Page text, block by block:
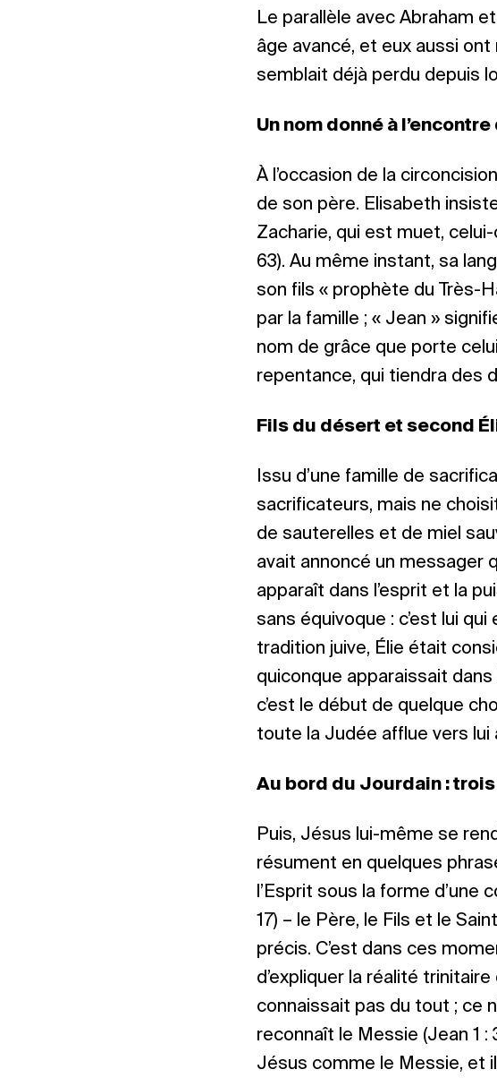
Le parallèle avec Abraham
âge avancé, et eux aussi
semblait déjà perdu depuis
Un nom donné à
À l’occasion de la
de son père. Elisabeth
Zacharie, qui est muet,
63). Au même instant, sa
son fils « prophète du Très-
par la famille ; « Jean »
nom de grâce que porte
repentance, qui tiendra des
Fils du désert et second
Issu d’une famille de
sacrificateurs, mais ne
de sauterelles et de miel
avait annoncé un messager
apparaît dans l’esprit et la
sans équivoque : c’est lui qui
tradition juive, Élie était
quiconque apparaissait dans
c’est le début de quelque
toute la Judée afflue vers lui
Au bord du Jourdain :
Puis, Jésus lui-même se
résument en quelques
l’Esprit sous la forme d’une
17) – le Père, le Fils et le
précis. C’est dans ces
d’expliquer la réalité trinitaire
connaissait pas du tout ; ce
reconnaît le Messie (Jean 1 :
Jésus comme le Messie, et